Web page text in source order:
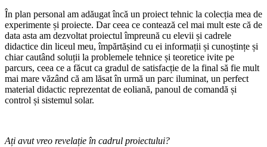
În plan personal am adăugat încă un proiect tehnic la colecția mea de
experimente și proiecte. Dar ceea ce contează cel mai mult este că de
data asta am dezvoltat proiectul împreună cu elevii și cadrele
didactice din liceul meu, împărtășind cu ei informații și cunoștințe și
chiar cautând soluții la problemele tehnice și teoretice ivite pe
parcurs, ceea ce a făcut ca gradul de satisfacție de la final să fie mult
mai mare văzând că am lăsat în urmă un parc iluminat, un perfect
material didactic reprezentat de eoliană, panoul de comandă și
control și sistemul solar.
Ați avut vreo revelație în cadrul proiectului?